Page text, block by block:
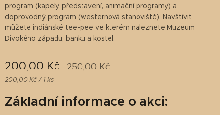
program (kapely, představení, animační programy) a
doprovodný program (westernová stanoviště). Navštívit
můžete indiánské tee-pee ve kterém naleznete Muzeum
Divokého západu, banku a kostel.
200,00 Kč 250,00Kč
200,00 Kč / 1 ks
Základní informace o akci: